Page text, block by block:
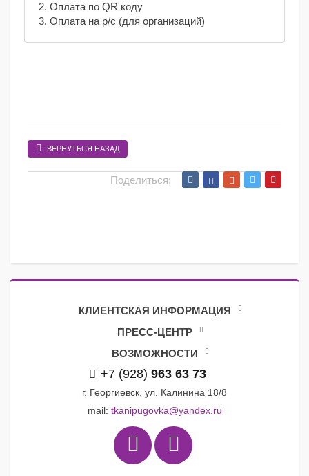
2. Оплата по QR коду
3. Оплата на р/с (для организаций)
ВЕРНУТЬСЯ НАЗАД
Поделиться:
КЛИЕНТСКАЯ ИНФОРМАЦИЯ
ПРЕСС-ЦЕНТР
ВОЗМОЖНОСТИ
+7 (928) 963 63 73
г. Георгиевск, ул. Калинина 18/8
mail: tkanipugovka@yandex.ru